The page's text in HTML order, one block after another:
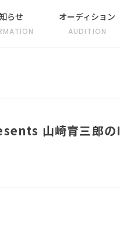
らせ オーディション
AUDITION
山崎育三郎のI